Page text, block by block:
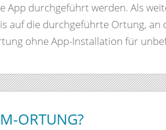
durchgeführt werden. Als
auf die durchgeführte Ortung,
ohne App-Installation für
ORTUNG?